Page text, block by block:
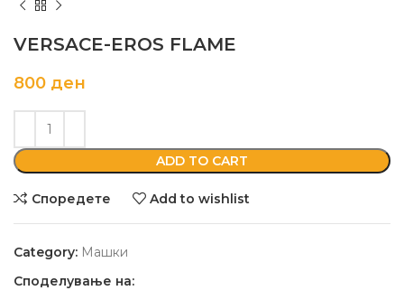
VERSACE-EROS FLAME
800 ден
ADD TO CART
Споредете Add to wishlist
Category: Машки
Споделување на: